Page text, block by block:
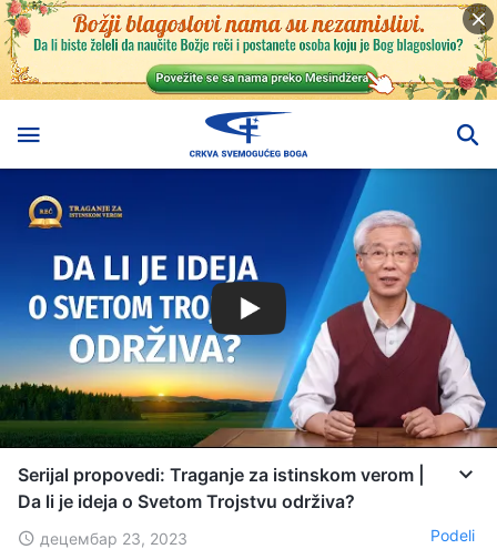
Serijal propovedi: Traganje za istinskom verom |
Da li je ideja o Svetom Trojstvu održiva?
децембар 23, 2023 Podeli